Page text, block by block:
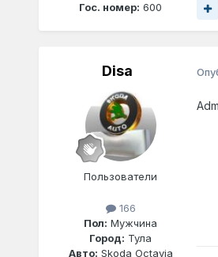
Гос. номер: 600
Disa
Пользователи
166
Пол: Мужчина
Город: Тула
Авто: Skoda Octavia